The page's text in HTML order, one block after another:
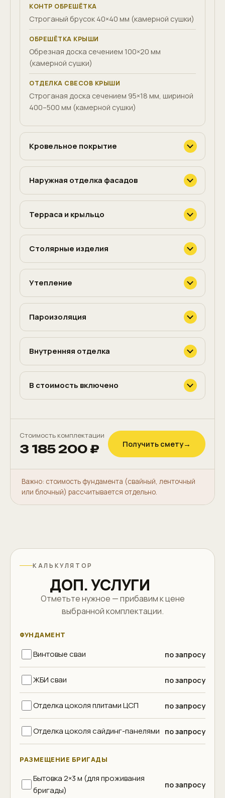
КОНТР ОБРЕШЁТКА
Строганый брусок 40×40 мм (камерной сушки)
ОБРЕШЁТКА КРЫШИ
Обрезная доска сечением 100×20 мм
(камерной сушки)
ОТДЕЛКА СВЕСОВ КРЫШИ
Строганая доска сечением 95×18 мм, шириной
400–500 мм (камерной сушки)
Кровельное покрытие
Наружная отделка фасадов
Терраса и крыльцо
Столярные изделия
Утепление
Пароизоляция
Внутренняя отделка
В стоимость включено
Стоимость комплектации
3 185 200 ₽ Получить смету→
Важно: стоимость фундамента (свайный, ленточный
или блочный) рассчитывается отдельно.
КАЛЬКУЛЯТОР
ДОП. УСЛУГИ
Отметьте нужное — прибавим к цене
выбранной комплектации.
ФУНДАМЕНТ
Винтовые сваи по запросу
ЖБИ сваи по запросу
Отделка цоколя плитами ЦСП по запросу
Отделка цоколя сайдинг-панелями по запросу
РАЗМЕЩЕНИЕ БРИГАДЫ
Бытовка 2×3 м (для проживания
бригады)
по запросу